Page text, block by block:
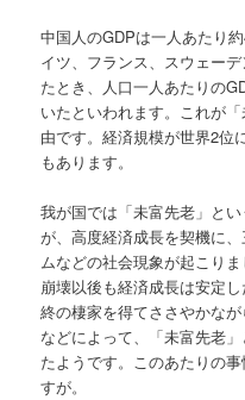
中国人のGDPは一人あたり
イツ、フランス、スウェー
たとき、人口一人あたりの
いたといわれます。これが
由です。経済規模が世界2位
もあります。
我が国では「未富先老」と
が、高度経済成長を契機に
ムなどの社会現象が起こり
崩壊以後も経済成長は安定
終の棲家を得てささやかな
などによって、「未富先老
たようです。このあたりの
すが。